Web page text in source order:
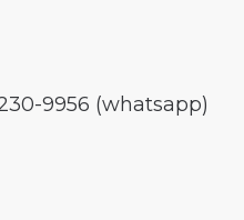
9956 (whatsapp)